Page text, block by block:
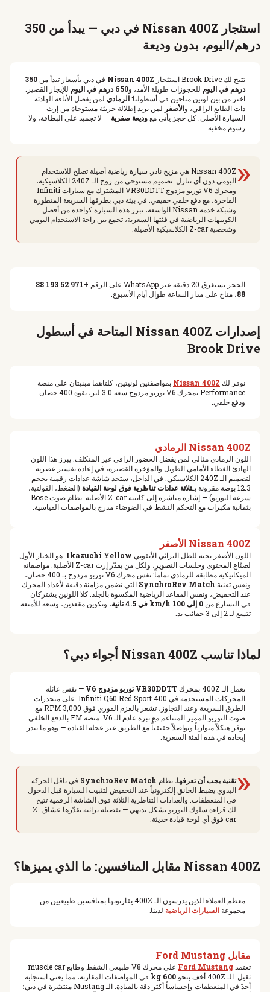
استئجار Nissan 400Z في دبي — يبدأ من 350
درهم/اليوم، بدون وديعة
تتيح لك Brook Drive استئجار Nissan 400Z في دبي بأسعار تبدأ من 350
درهم في اليوم للحجوزات طويلة الأمد، و650 درهم في اليوم
للإيجار القصير.
اختر من بين لونين متاحين في أسطولنا:الرمادي لمن يفضل الأناقة الهادئة
ذات الطابع الراقي، والأصفر لمن يريد إطلالة جريئة مستوحاة من إرث
السيارة الأصلي. كل حجز يأتي مع وديعة صفرية — لا تجميد على البطاقة، ولا
رسوم مخفية.
«
Nissan 400Z هي مزيج نادر: سيارة رياضية أصيلة تصلح للاستخدام
اليومي دون أي تنازل. تصميم مستوحى من روح الـ 240Z الكلاسيكية،
ومحرك V6 توربو مزدوج VR30DDTT المشترك مع سيارات Infiniti
الفاخرة، مع دفع خلفي حقيقي. في بيئة دبي بطرقها السريعة المتطورة
وشبكة خدمة Nissan الواسعة، تبرز هذه السيارة كواحدة من أفضل
الكوبيهات الرياضية في فئتها السعرية، تجمع بين راحة الاستخدام اليومي
وشخصية Z-car الكلاسيكية الأصيلة.
الحجز يستغرق 20 دقيقة عبر WhatsApp على الرقم
+971 52 193 88
88، متاح على مدار الساعة طوال أيام الأسبوع.
إصدارات Nissan 400Z المتاحة في أسطول
Brook Drive
نوفر لك Nissan 400Z بمواصفتين لونيتين، كلتاهما مبنيتان على منصة
Performance بمحرك V6 توربو مزدوج سعة 3.0 لتر، بقوة 400 حصان
ودفع خلفي.
Nissan 400Z الرمادي
اللون الرمادي مثالي لمن يفضل الحضور الراقي غير المتكلف. يبرز هذا اللون
الهادئ الغطاء الأمامي الطويل والمؤخرة القصيرة، في إعادة تفسير عصرية
لتصميم الـ 240Z الكلاسيكي. في الداخل، ستجد شاشة عدادات رقمية بحجم
12.3 بوصة مقرونة بـ
ثلاثة عدادات تناظرية فوق لوحة القيادة (الضغط، الفولتية،
سرعة التوربو) — إشارة مباشرة إلى كابينة Z-car الأصلية. نظام صوت Bose
بثمانية مكبرات مع التحكم النشط في الضوضاء مدرج بالمواصفات القياسية.
Nissan 400Z الأصفر
اللون الأصفر تحية للظل التراثي الأيقوني Ikazuchi Yellow . هو الخيار الأول
لصنّاع المحتوى وجلسات التصوير، ولكل من يقدّر إرث Z-car الأصلية. مواصفاته
الميكانيكية مطابقة للرمادي تماماً: نفس محرك V6 توربو مزدوج بـ 400 حصان،
ونفس تقنية SynchroRev Match التي تضمن مزامنة دقيقة لأعداد المحرك
عند التخفيض، ونفس المقاعد الرياضية المكسوة بالجلد. كلا اللونين يشتركان
في التسارع من 0 إلى 100 km/h في 4.5 ثانية
، وتكوين مقعدين، وسعة للأمتعة
تتسع لـ 2 إلى 3 حقائب يد.
لماذا تناسب Nissan 400Z أجواء دبي؟
تعمل الـ 400Z بمحرك VR30DDTT توربو مزدوج V6
— نفس عائلة
المحركات المستخدمة في Infiniti Q60 Red Sport 400. على منحدرات
الطرق السريعة وعند التجاوز، تشعر بالعزم الفوري فوق 3,000 RPM مع
صوت التوربو المميز المتناغم مع نبرة عادم الـ V6. منصة FM بالدفع الخلفي
توفر هيكلاً متوازناً وتواصلاً حقيقياً مع الطريق عبر عجلة القيادة — وهو ما يندر
إيجاده في هذه الفئة السعرية.
«تقنية يجب أن تعرفها. نظام SynchroRev Match في ناقل الحركة
اليدوي يضبط الخانق إلكترونياً عند التخفيض لتثبيت السيارة قبل الدخول
في المنعطفات. والعدادات التناظرية الثلاثة فوق الشاشة الرقمية تتيح
لك قراءة سلوك التوربو بشكل بديهي — تفصيلة تراثية يقدّرها عشاق Z-
car فوق أي لوحة قيادة حديثة.
Nissan 400Z مقابل المنافسين: ما الذي يميزها؟
معظم العملاء الذين يدرسون الـ 400Z يقارنونها بمنافسين طبيعيين من
مجموعة السيارات الرياضية لدينا:
مقابل Ford Mustang
تعتمد Ford Mustang
على محرك V8 طبيعي الشفط وطابع muscle car
ثقيل. الـ 400Z أخف بنحو
600 kg
في المواصفات المقارنة، مما يعني استجابة
أحدّ في المنعطفات وإحساساً أكثر دقة بالقيادة. الـ Mustang منتشرة في دبي؛